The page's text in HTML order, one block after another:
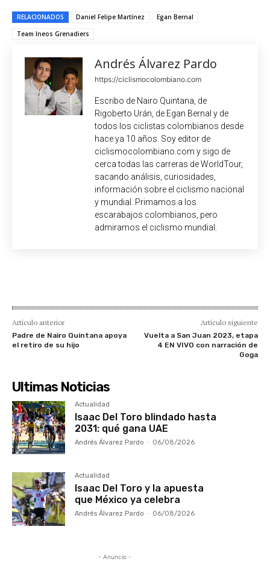
RELACIONADOS Daniel Felipe Martínez
Egan Bernal
Team Ineos Grenadiers
Andrés Álvarez Pardo
https://ciclismocolombiano.com
Escribo de Nairo Quintana, de
Rigoberto Urán, de Egan Bernal y de
todos los ciclistas colombianos desde
hace ya 10 años. Soy editor de
ciclismocolombiano.com y sigo de
cerca todas las carreras de WorldTour,
sacando análisis, curiosidades,
información sobre el ciclismo nacional
y mundial. Primamos a los
escarabajos colombianos, pero
admiramos el ciclismo mundial.
Artículo anterior
Padre de Nairo Quintana apoya
el retiro de su hijo
Artículo siguiente
Vuelta a San Juan 2023, etapa
4 EN VIVO con narración de
Goga
Ultimas Noticias
Actualidad
Isaac Del Toro blindado hasta
2031: qué gana UAE
Andrés Álvarez Pardo - 06/08/2026
Actualidad
Isaac Del Toro y la apuesta
que México ya celebra
Andrés Álvarez Pardo - 06/08/2026
- Anuncio -